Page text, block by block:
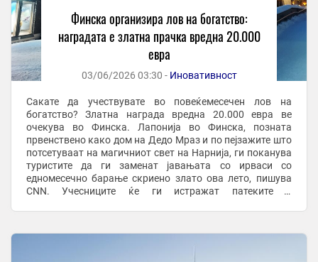
Финска организира лов на богатство:
наградата е златна прачка вредна 20.000
евра
03/06/2026 03:30 - Иновативност
Сакате да учествувате во повеќемесечен лов на
богатство? Златна награда вредна 20.000 евра ве
очекува во Финска. Лапонија во Финска, позната
првенствено како дом на Дедо Мраз и по пејзажите што
потсетуваат на магичниот свет на Нарнија, ги поканува
туристите да ги заменат јавањата со ирваси со
едномесечно барање скриено злато ова лето, пишува
CNN. Учесниците ќе ги истражат патеките и